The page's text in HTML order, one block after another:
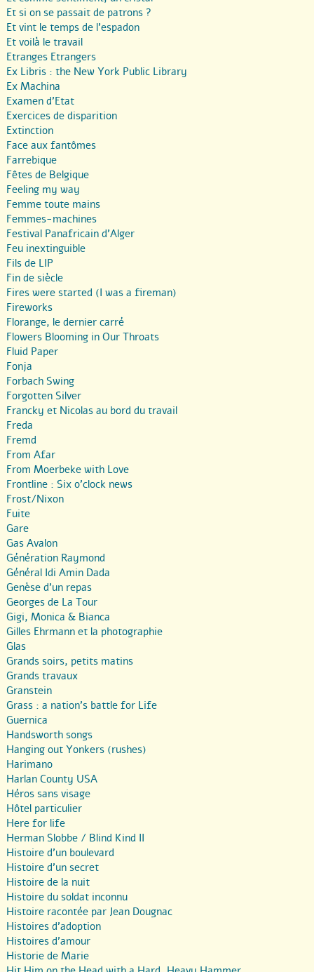
Et si on se passait de patrons ?
Et vint le temps de l’espadon
Et voilà le travail
Etranges Etrangers
Ex Libris : the New York Public Library
Ex Machina
Examen d’Etat
Exercices de disparition
Extinction
Face aux fantômes
Farrebique
Fêtes de Belgique
Feeling my way
Femme toute mains
Femmes-machines
Festival Panafricain d’Alger
Feu inextinguible
Fils de LIP
Fin de siècle
Fires were started (I was a fireman)
Fireworks
Florange, le dernier carré
Flowers Blooming in Our Throats
Fluid Paper
Fonja
Forbach Swing
Forgotten Silver
Francky et Nicolas au bord du travail
Freda
Fremd
From Afar
From Moerbeke with Love
Frontline : Six o’clock news
Frost/Nixon
Fuite
Gare
Gas Avalon
Génération Raymond
Général Idi Amin Dada
Genèse d’un repas
Georges de La Tour
Gigi, Monica & Bianca
Gilles Ehrmann et la photographie
Glas
Grands soirs, petits matins
Grands travaux
Granstein
Grass : a nation’s battle for Life
Guernica
Handsworth songs
Hanging out Yonkers (rushes)
Harimano
Harlan County USA
Héros sans visage
Hôtel particulier
Here for life
Herman Slobbe / Blind Kind II
Histoire d’un boulevard
Histoire d’un secret
Histoire de la nuit
Histoire du soldat inconnu
Histoire racontée par Jean Dougnac
Histoires d’adoption
Histoires d’amour
Historie de Marie